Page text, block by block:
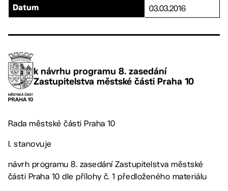
Datum 03.03.2016
k návrhu programu 8. zasedání
Zastupitelstva městské části Praha 10
Rada městské části Praha 10
I. stanovuje
návrh programu 8. zasedání Zastupitelstva městské
části Praha 10 dle přílohy č. 1 předloženého materiálu